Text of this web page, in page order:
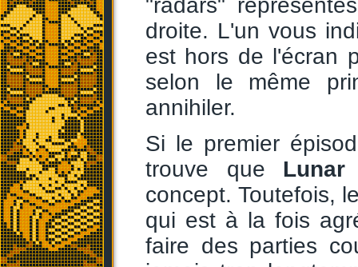
"radars"
droite. L'un vous
est hors de l'écran
selon le même
annihiler.
Si le premier
trouve que Lunar
concept. Toutefois,
qui est à la fois
faire des parties